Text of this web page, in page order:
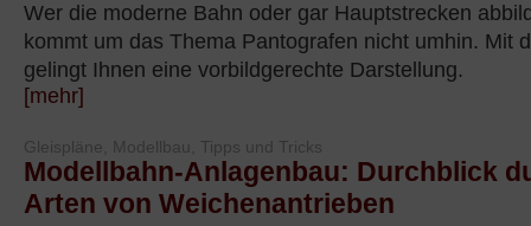
Wer die moderne Bahn oder gar Hauptstrecken
kommt um das Thema Pantografen nicht umhin. Mit
gelingt Ihnen eine vorbildgerechte Darstellung.
[mehr]
Gleispläne, Modellbau, Tipps und Tricks
Modellbahn-Anlagenbau: Durchblick
Arten von Weichenantrieben